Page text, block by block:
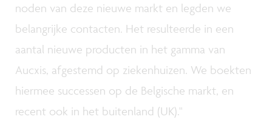
noden van deze nieuwe markt en legden we
belangrijke contacten. Het resulteerde in een
aantal nieuwe producten in het gamma van
Aucxis, afgestemd op ziekenhuizen. We boekten
hiermee successen op de Belgische markt, en
recent ook in het buitenland (UK)."